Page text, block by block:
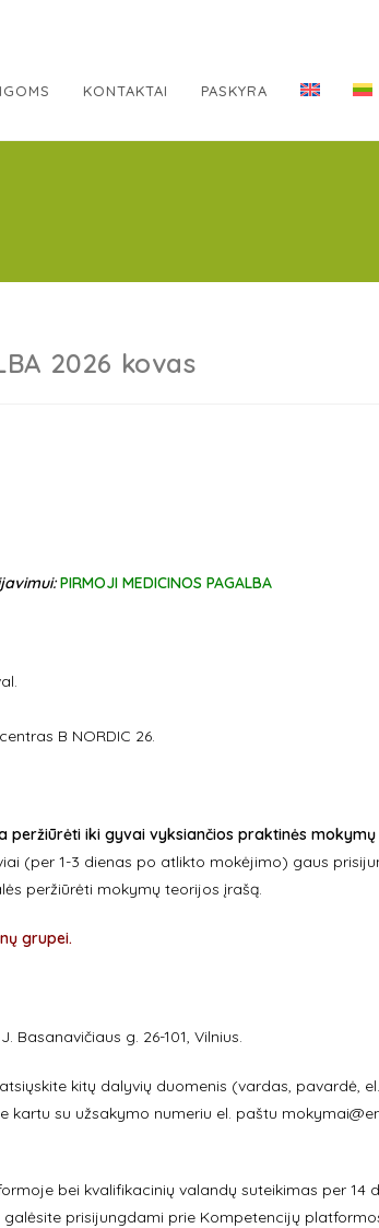
KONTAKTAI PASKYRA
2026 kovas
PIRMOJI MEDICINOS PAGALBA
B NORDIC 26.
iki gyvai vyksiančios praktinės mokymų
(per 1-3 dienas po atlikto mokėjimo) gaus
peržiūrėti mokymų teorijos įrašą.
grupei.
Basanavičiaus g. 26-101, Vilnius.
kitų dalyvių duomenis (vardas, pavardė,
kartu su užsakymo numeriu el. paštu
bei kvalifikacinių valandų suteikimas per 14
galėsite prisijungdami prie Kompetencijų